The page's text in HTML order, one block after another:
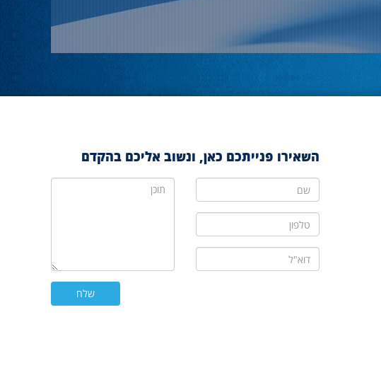
השאירו פנייתכם כאן, ונשוב אליכם בהקדם
שם
טלפון
דוא"ל
תוכן